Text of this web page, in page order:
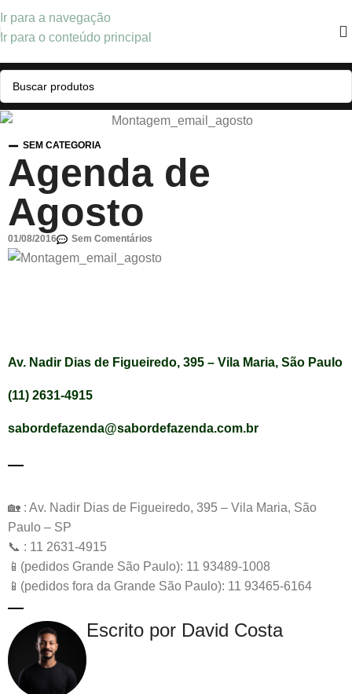
Ir para a navegação
Ir para o conteúdo principal
SEM CATEGORIA
Agenda de
Agosto
01/08/2016 Sem Comentários
Av. Nadir Dias de Figueiredo, 395 – Vila Maria, São Paulo
(11) 2631-4915
sabordefazenda@sabordefazenda.com.br
🏡 : Av. Nadir Dias de Figueiredo, 395 – Vila Maria, São
Paulo – SP
📞 : 11 2631-4915
📱(pedidos Grande São Paulo): 11 93489-1008
📱(pedidos fora da Grande São Paulo): 11 93465-6164
Escrito por David Costa